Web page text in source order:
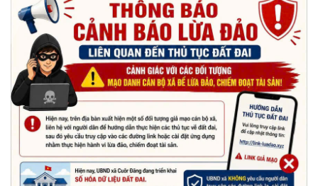
Xã Cuôr Đăng đã tổ chức lễ kỷ niệm 85 năm Ngày truyền thống
Người cao tuổi Việt Nam (06/06/1941-06/06/2026) và tổ
chức mừng thọ, chúc thọ Người cao tuổi trên địa bàn xã.
(05/06/2026)
PHÁT ĐỘNG THAM GIA CUỘC THI “ỨNG DỤNG TRÍ TUỆ NHÂN
TẠO VÀO CUỘC SỐNG – AI FOR LIFE 2026” TRÊN ĐỊA BÀN
TỈNH ĐẮK LẮK
(29/05/2026)